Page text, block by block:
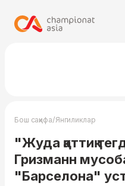
Бош саҳифа/Янгиликлар
"Жуда қаттиқ
Гризманн
"Барселона"